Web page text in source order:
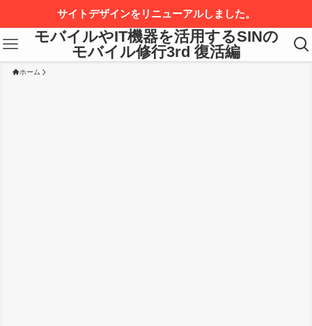
サイトデザインをリニューアルしました。
モバイルやIT機器を活用するSINの
モバイル修行3rd 復活編
ホーム